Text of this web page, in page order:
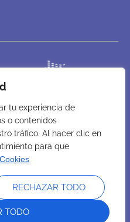
tu experiencia de
o contenidos
tráfico. Al hacer clic en
para que
RECHAZAR TODO
TODO